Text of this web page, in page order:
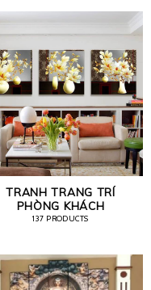
TRANH TRANG TRÍ
PHÒNG KHÁCH
137 PRODUCTS